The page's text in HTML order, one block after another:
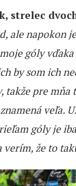
strelec
ale napokon
góly
by som ich
takže pre mňa
veľa.
góly je
verím, že to